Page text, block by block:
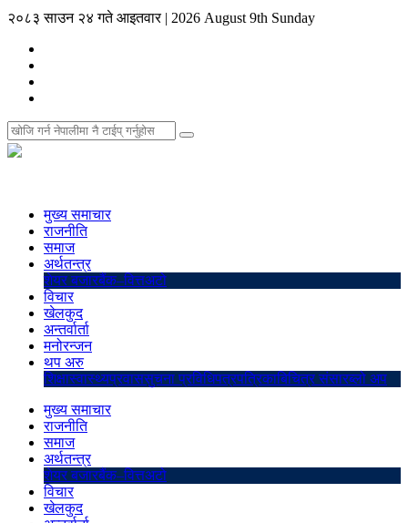
२०८३ साउन २४ गते आइतवार | 2026 August 9th Sunday
मुख्य समाचार
राजनीति
समाज
अर्थतन्त्र
शेयर बजारबैंक–वित्तअटो
विचार
खेलकुद
अन्तर्वार्ता
मनोरन्जन
थप अरु
शिक्षास्वास्थ्यप्रवाससुचना प्रविधिपत्रपत्रिकाबिचित्र संसारब्लो अप
मुख्य समाचार
राजनीति
समाज
अर्थतन्त्र
शेयर बजारबैंक–वित्तअटो
विचार
खेलकुद